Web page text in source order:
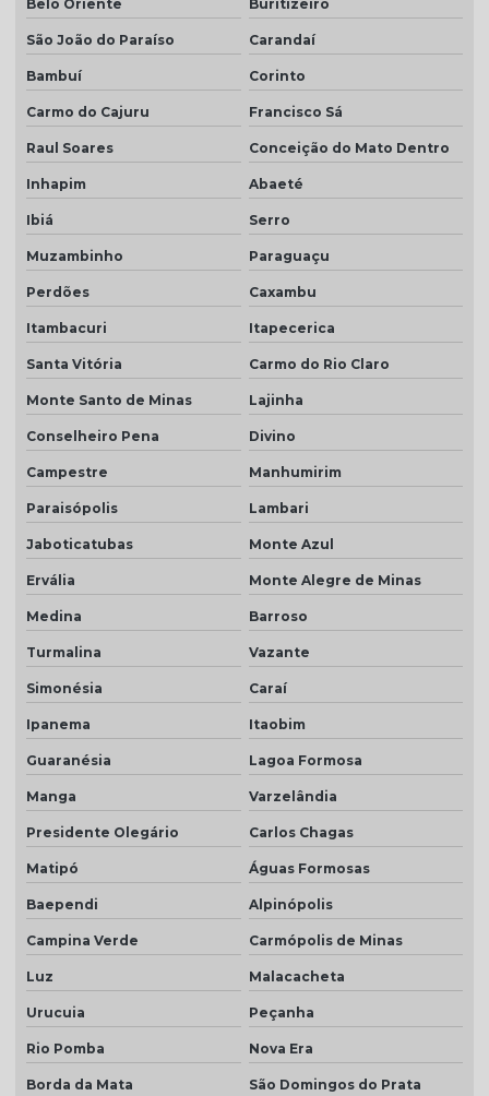
Belo Oriente Buritizeiro
São João do Paraíso Carandaí
Bambuí Corinto
Carmo do Cajuru Francisco Sá
Raul Soares Conceição do Mato Dentro
Inhapim Abaeté
Ibiá Serro
Muzambinho Paraguaçu
Perdões Caxambu
Itambacuri Itapecerica
Santa Vitória Carmo do Rio Claro
Monte Santo de Minas Lajinha
Conselheiro Pena Divino
Campestre Manhumirim
Paraisópolis Lambari
Jaboticatubas Monte Azul
Ervália Monte Alegre de Minas
Medina Barroso
Turmalina Vazante
Simonésia Caraí
Ipanema Itaobim
Guaranésia Lagoa Formosa
Manga Varzelândia
Presidente Olegário Carlos Chagas
Matipó Águas Formosas
Baependi Alpinópolis
Campina Verde Carmópolis de Minas
Luz Malacacheta
Urucuia Peçanha
Rio Pomba Nova Era
Borda da Mata São Domingos do Prata